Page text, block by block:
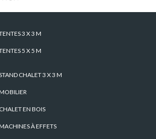
3 X 3 M
5 X 5 M
CHALET 3 X 3 M
CHALET EN BOIS
À EFFETS
en bâche de 6m x 3m sur support métal (avec
électronique
Tags: